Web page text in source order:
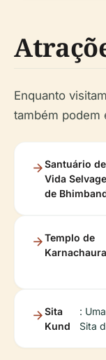
Enquanto
também podem
Santuário de
Vida
de
Templo de
Karnachaura
Sita
Kund
:
Sita